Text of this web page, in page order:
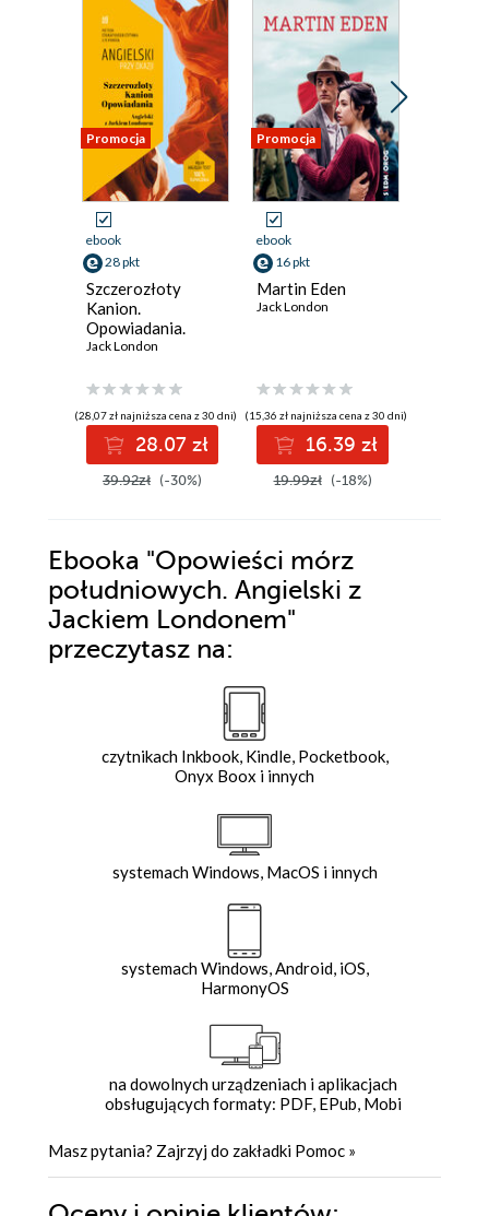
Promocja
ebook
28 pkt
Szczerozłoty
Kanion.
Opowiadania.
Angielski z Jackiem
Jack London
(28,07 zł najniższa cena z 30 dni)
28.07 zł
39.92zł (-30%)
Promocja
ebook
16 pkt
Martin Eden
Jack London
(15,36 zł najniższa cena z 30 dni)
16.39 zł
19.99zł (-18%)
Ebooka "Opowieści mórz
południowych. Angielski z
Jackiem Londonem"
przeczytasz na:
czytnikach Inkbook, Kindle, Pocketbook,
Onyx Boox i innych
systemach Windows, MacOS i innych
systemach Windows, Android, iOS,
HarmonyOS
na dowolnych urządzeniach i aplikacjach
obsługujących formaty: PDF, EPub, Mobi
Masz pytania? Zajrzyj do zakładki Pomoc »